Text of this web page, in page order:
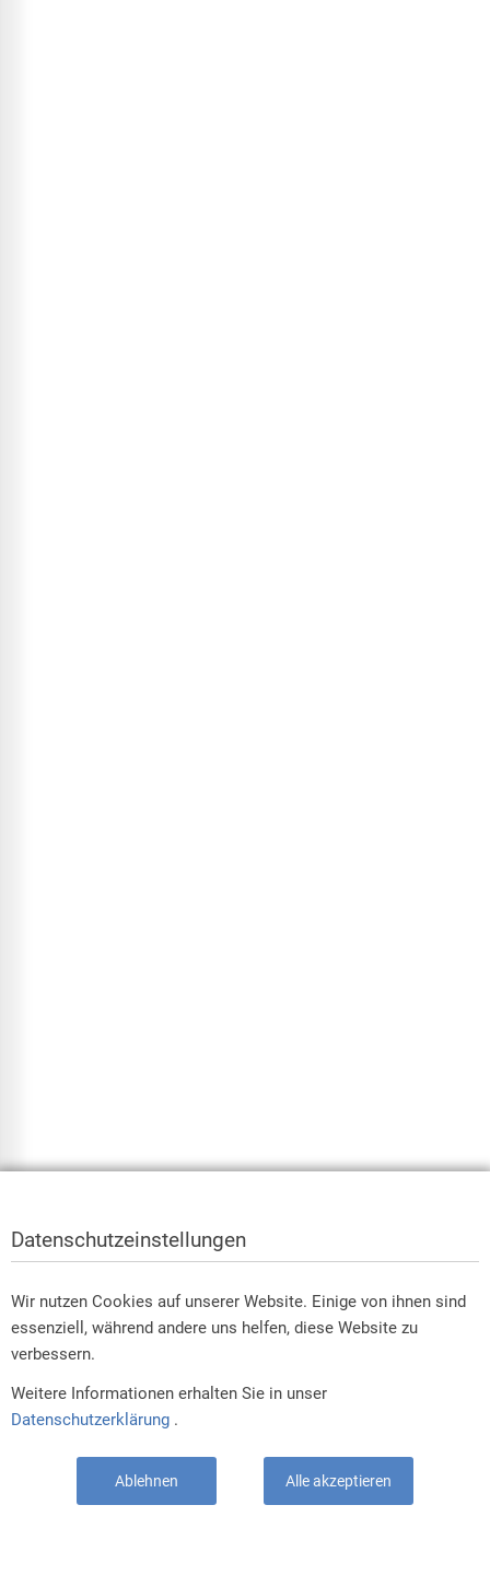
Datenschutzeinstellungen
Wir nutzen Cookies auf unserer Website. Einige von ihnen sind
essenziell, während andere uns helfen, diese Website zu
verbessern.
Weitere Informationen erhalten Sie in unser
Datenschutzerklärung .
Ablehnen Alle akzeptieren